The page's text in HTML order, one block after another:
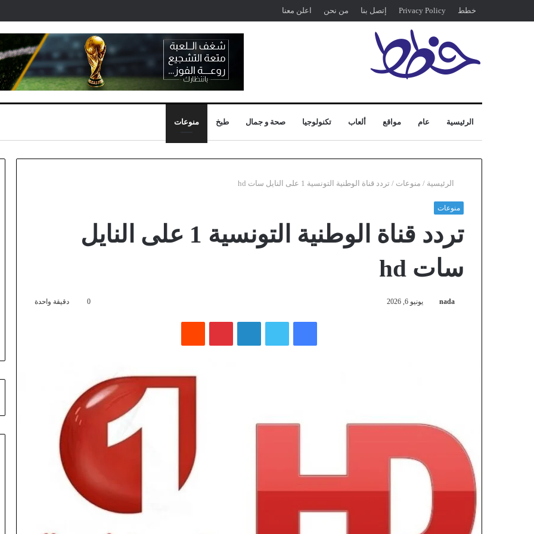
خطط Privacy Policy إتصل بنا من نحن اعلن معنا
الرئيسية عام مواقع ألعاب تكنولوجيا صحة و جمال طبخ منوعات
الرئيسية / منوعات / تردد قناة الوطنية التونسية 1 على النايل سات hd
منوعات
تردد قناة الوطنية التونسية 1 على النايل
سات hd
nada يونيو 6, 2026 0 دقيقة واحدة
فيسبوك لينكدإن بينتيريست